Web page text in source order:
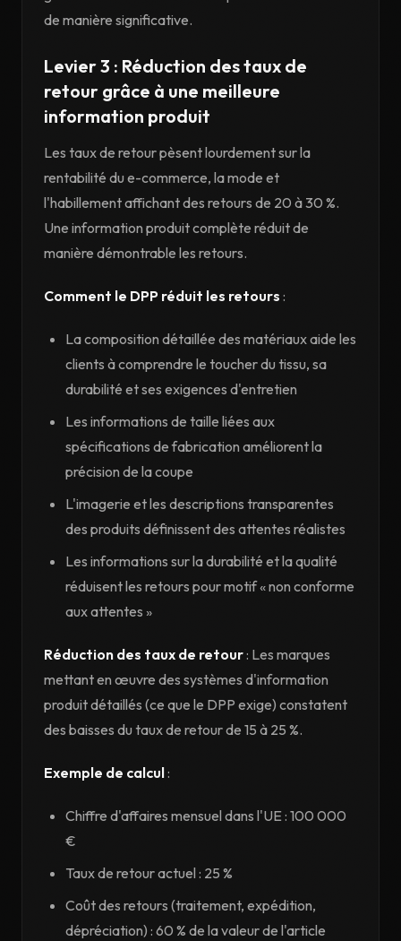
de manière significative.
Levier 3 : Réduction des taux de
retour grâce à une meilleure
information produit
Les taux de retour pèsent lourdement sur la
rentabilité du e-commerce, la mode et
l'habillement affichant des retours de 20 à 30 %.
Une information produit complète réduit de
manière démontrable les retours.
Comment le DPP réduit les retours :
La composition détaillée des matériaux aide les
clients à comprendre le toucher du tissu, sa
durabilité et ses exigences d'entretien
Les informations de taille liées aux
spécifications de fabrication améliorent la
précision de la coupe
L'imagerie et les descriptions transparentes
des produits définissent des attentes réalistes
Les informations sur la durabilité et la qualité
réduisent les retours pour motif « non conforme
aux attentes »
Réduction des taux de retour: Les marques
mettant en œuvre des systèmes d'information
produit détaillés (ce que le DPP exige) constatent
des baisses du taux de retour de 15 à 25 %.
Exemple de calcul:
Chiffre d'affaires mensuel dans l'UE : 100 000
€
Taux de retour actuel : 25 %
Coût des retours (traitement, expédition,
dépréciation) : 60 % de la valeur de l'article